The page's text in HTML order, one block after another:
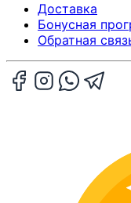
Доставка
Бонусная
Обратная